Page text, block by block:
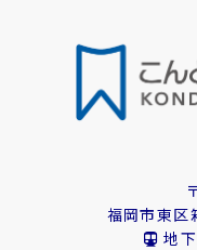
福岡市東
地